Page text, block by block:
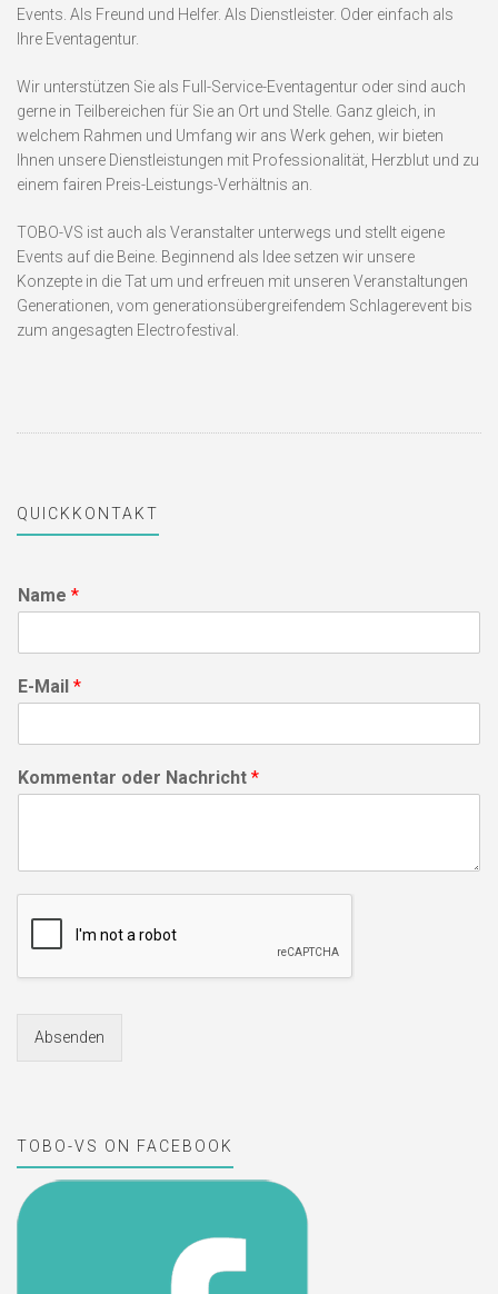
Events. Als Freund und Helfer. Als Dienstleister. Oder einfach als
Ihre Eventagentur.
Wir unterstützen Sie als Full-Service-Eventagentur oder sind auch
gerne in Teilbereichen für Sie an Ort und Stelle. Ganz gleich, in
welchem Rahmen und Umfang wir ans Werk gehen, wir bieten
Ihnen unsere Dienstleistungen mit Professionalität, Herzblut und zu
einem fairen Preis-Leistungs-Verhältnis an.
TOBO-VS ist auch als Veranstalter unterwegs und stellt eigene
Events auf die Beine. Beginnend als Idee setzen wir unsere
Konzepte in die Tat um und erfreuen mit unseren Veranstaltungen
Generationen, vom generationsübergreifendem Schlagerevent bis
zum angesagten Electrofestival.
QUICKKONTAKT
Name *
E-Mail *
Kommentar oder Nachricht *
Absenden
TOBO-VS ON FACEBOOK